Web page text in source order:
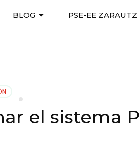
BLOG PSE-EE ZARAUTZ
el sistema